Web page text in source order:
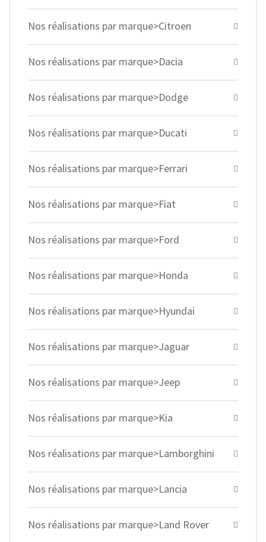
Nos réalisations par marque>Citroen
Nos réalisations par marque>Dacia
Nos réalisations par marque>Dodge
Nos réalisations par marque>Ducati
Nos réalisations par marque>Ferrari
Nos réalisations par marque>Fiat
Nos réalisations par marque>Ford
Nos réalisations par marque>Honda
Nos réalisations par marque>Hyundai
Nos réalisations par marque>Jaguar
Nos réalisations par marque>Jeep
Nos réalisations par marque>Kia
Nos réalisations par marque>Lamborghini
Nos réalisations par marque>Lancia
Nos réalisations par marque>Land Rover